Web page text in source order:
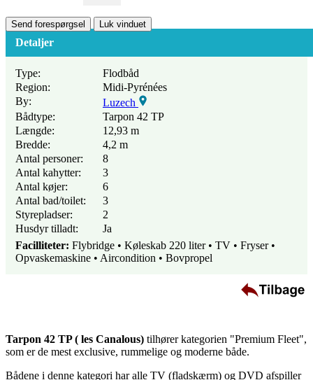
Send forespørgsel Luk vinduet
Detaljer
Type:
Flodbåd
Region:
Midi-Pyrénées
By:
Luzech
Bådtype:
Tarpon 42 TP
Længde:
12,93 m
Bredde:
4,2 m
Antal personer:
8
Antal kahytter:
3
Antal køjer:
6
Antal bad/toilet:
3
Styrepladser:
2
Husdyr tilladt:
Ja
Facilliteter: Flybridge • Køleskab 220 liter • TV • Fryser •
Opvaskemaskine • Aircondition • Bovpropel
Tarpon 42 TP ( les Canalous) tilhører kategorien "Premium Fleet",
som er de mest exclusive, rummelige og moderne både.
Bådene i denne kategori har alle TV (fladskærm) og DVD afspiller